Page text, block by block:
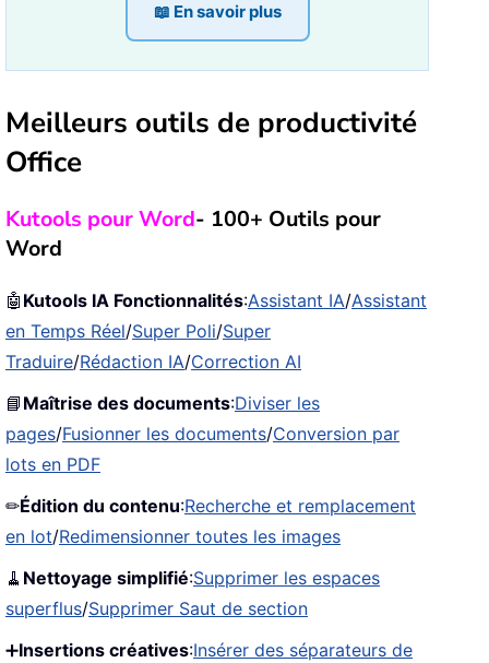
📖 En savoir plus
Meilleurs outils de productivité
Office
Kutools pour Word- 100+ Outils pour
Word
🤖 Kutools IA Fonctionnalités:Assistant IA/Assistant
en Temps Réel/Super Poli/Super
Traduire/Rédaction IA/Correction AI
📘 Maîtrise des documents:Diviser les
pages/Fusionner les documents/Conversion par
lots en PDF
✏Édition du contenu:Recherche et remplacement
en lot/Redimensionner toutes les images
🧹 Nettoyage simplifié:Supprimer les espaces
superflus/Supprimer Saut de section
➕Insertions créatives:Insérer des séparateurs de